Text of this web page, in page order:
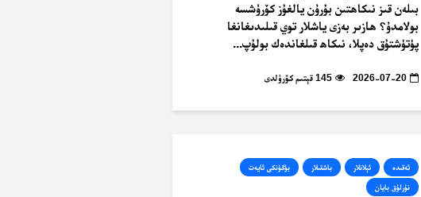
بىلەن قىز نىكاھتىن بۇرۇن يالغۇز كۆرۈشسە
بولامدۇ؟ ھازىر بەزى ياشلار توي قىلىدىغانغا
پۈتۈشتۇق دەپلا، نىكاھ قىلغاندەك بولۇپ...
2026-07-20 145 قېتىم كۆرۈلدى
ئەقىدە ئېلانلار باشقىلار بۈگۈنكى ئايەت
نۇرلۇق بايان